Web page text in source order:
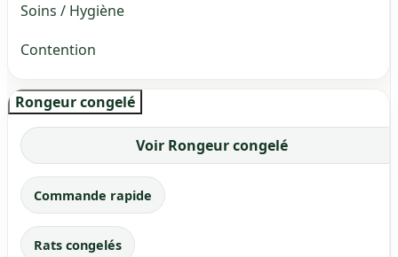
Soins / Hygiène
Contention
Rongeur congelé
Voir Rongeur congelé
Commande rapide
Rats congelés